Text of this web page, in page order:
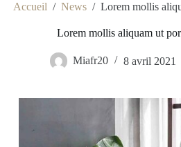
Accueil / News / Lorem mollis
Lorem mollis aliquam ut
Miafr20 8 avril 2021